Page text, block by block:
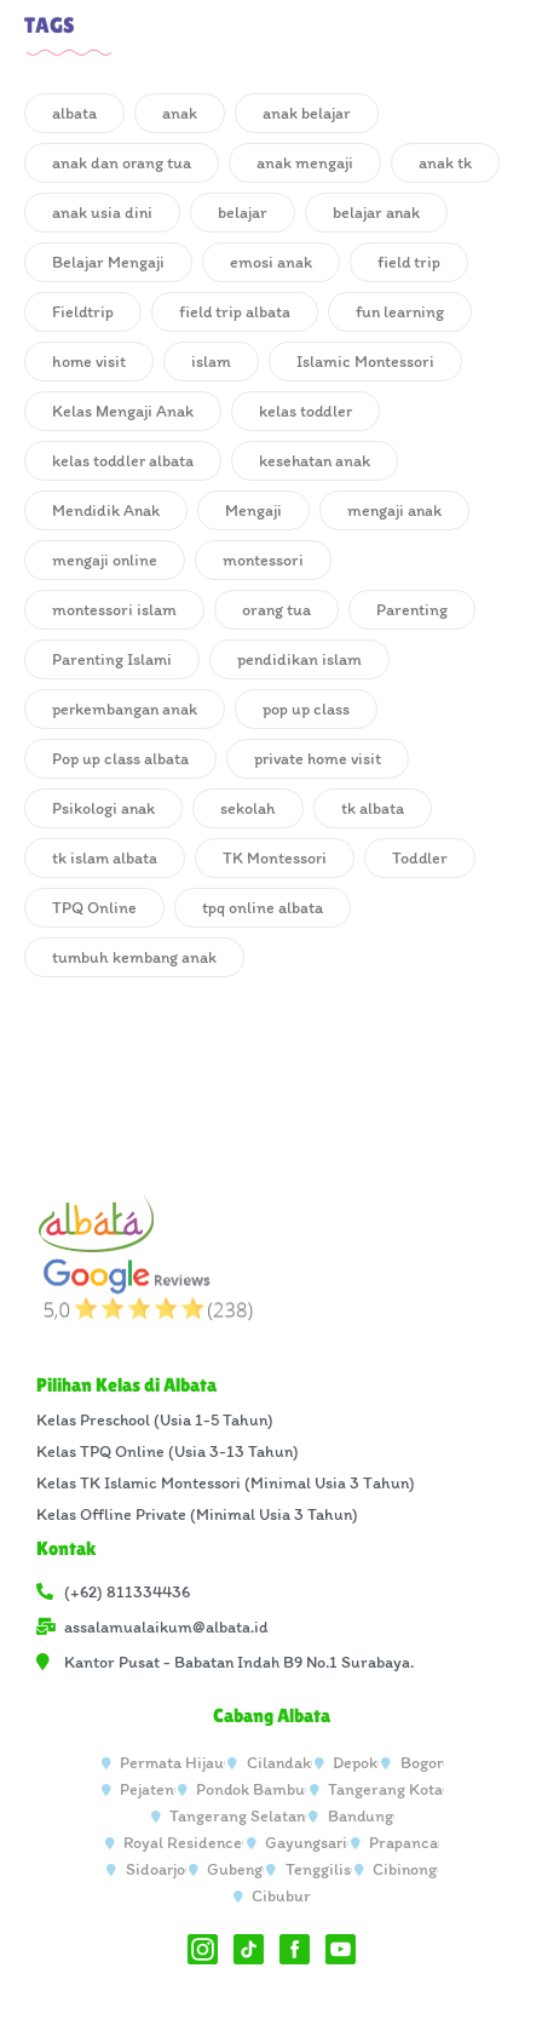
TAGS
albata anak anak belajar
anak dan orang tua anak mengaji anak tk
anak usia dini belajar belajar anak
Belajar Mengaji emosi anak field trip
Fieldtrip field trip albata fun learning
home visit islam Islamic Montessori
Kelas Mengaji Anak kelas toddler
kelas toddler albata kesehatan anak
Mendidik Anak Mengaji mengaji anak
mengaji online montessori
montessori islam orang tua Parenting
Parenting Islami pendidikan islam
perkembangan anak pop up class
Pop up class albata private home visit
Psikologi anak sekolah tk albata
tk islam albata TK Montessori Toddler
TPQ Online tpq online albata
tumbuh kembang anak
Pilihan Kelas di Albata
Kelas Preschool (Usia 1-5 Tahun)
Kelas TPQ Online (Usia 3-13 Tahun)
Kelas TK Islamic Montessori (Minimal Usia 3 Tahun)
Kelas Offline Private (Minimal Usia 3 Tahun)
Kontak
(+62) 811334436
assalamualaikum@albata.id
Kantor Pusat - Babatan Indah B9 No.1 Surabaya.
Cabang Albata
Permata Hijau Cilandak Depok
Bogor
Pejaten
Pondok Bambu
Tangerang Kota
Tangerang Selatan
Bandung
Royal Residence
Gayungsari
Prapanca
Sidoarjo
Gubeng Tenggilis
Cibinong
Cibubur